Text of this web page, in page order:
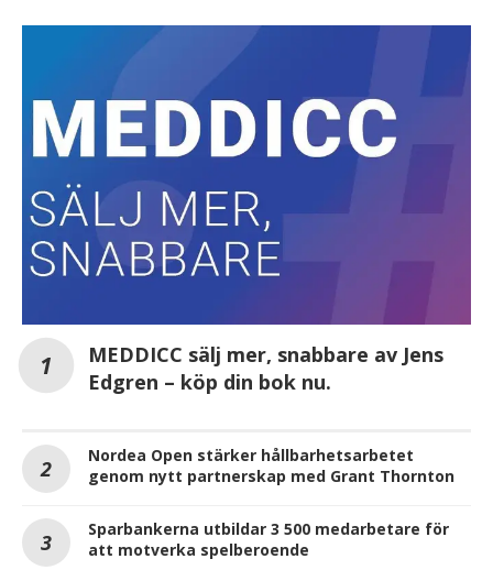
MEDDICC sälj mer, snabbare av Jens
Edgren – köp din bok nu.
Nordea Open stärker hållbarhetsarbetet
genom nytt partnerskap med Grant Thornton
Sparbankerna utbildar 3 500 medarbetare för
att motverka spelberoende